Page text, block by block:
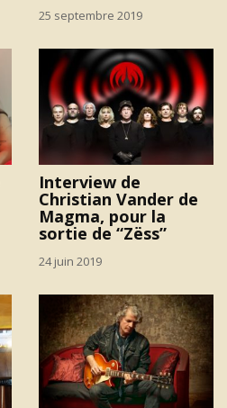
25 septembre 2019
Interview de
Christian Vander de
Magma, pour la
sortie de “Zëss”
24 juin 2019